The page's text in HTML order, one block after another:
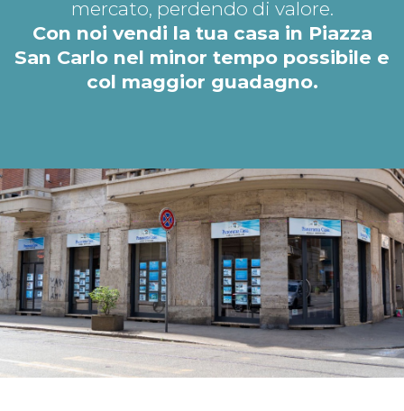
mercato, perdendo di valore.
Con noi vendi la tua casa in Piazza
San Carlo nel minor tempo possibile e
col maggior guadagno.